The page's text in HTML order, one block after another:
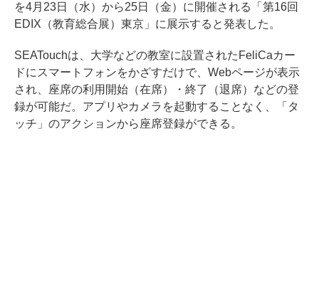
を4月23日（水）から25日（金）に開催される「第16回
EDIX（教育総合展）東京」に展示すると発表した。
SEATouchは、大学などの教室に設置されたFeliCaカー
ドにスマートフォンをかざすだけで、Webページが表示
され、座席の利用開始（在席）・終了（退席）などの登
録が可能だ。アプリやカメラを起動することなく、「タ
ッチ」のアクションから座席登録ができる。